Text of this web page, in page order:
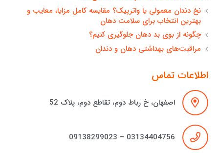
نخ دندان معمولی یا واترپیک؟ مقایسه کامل مزایا، معایب و
بهترین انتخاب برای سلامت دهان
چگونه از بوی بد دهان جلوگیری کنیم؟
مراقبت‌های بهداشتی دهان و دندان
اطلاعات تماس
اصفهان، خ رباط دوم، تقاطع دوم، پلاک 52
03134404756 – 09138299023